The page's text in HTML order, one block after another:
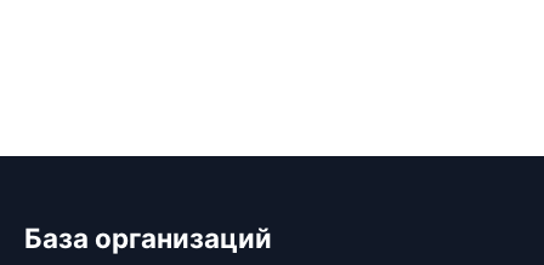
База организаций